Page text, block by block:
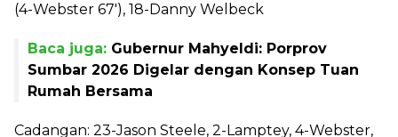
(4-Webster 67'), 18-Danny Welbeck
Baca juga: Gubernur Mahyeldi: Porprov
Sumbar 2026 Digelar dengan Konsep Tuan
Rumah Bersama
Cadangan: 23-Jason Steele, 2-Lamptey, 4-Webster,